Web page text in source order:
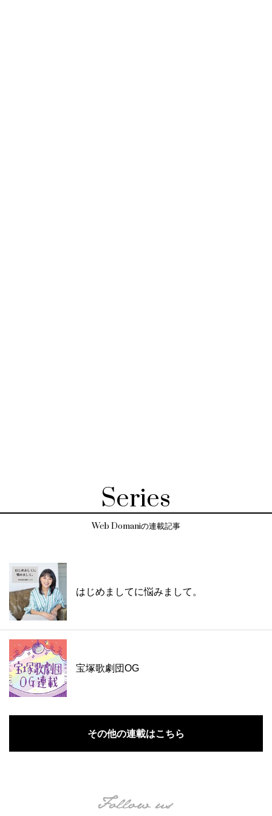
Series
Web Domaniの連載記事
はじめましてに悩みまして。
宝塚歌劇団OG
その他の連載はこちら